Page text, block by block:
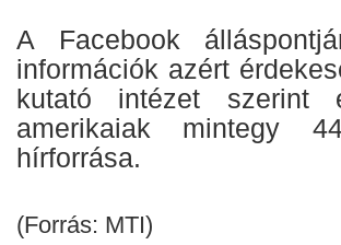
A Facebook
információk azért
kutató intézet
amerikaiak mintegy
hírforrása.
(Forrás: MTI)